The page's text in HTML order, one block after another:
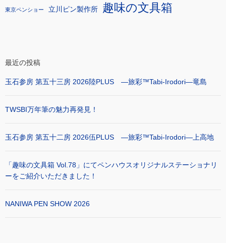
東京ペンショー 立川ピン製作所 趣味の文具箱
最近の投稿
玉石参房 第五十三房 2026陸PLUS ―旅彩™Tabi-Irodori―竜島
TWSBI万年筆の魅力再発見！
玉石参房 第五十二房 2026伍PLUS ―旅彩™Tabi-Irodori―上高地
「趣味の文具箱 Vol.78」にてペンハウスオリジナルステーショナリ
ーをご紹介いただきました！
NANIWA PEN SHOW 2026